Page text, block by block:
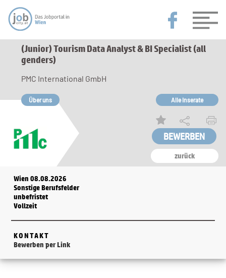
(Junior) Tourism Data Analyst & BI Specialist (all
genders)
zurück
PMC International GmbH
Über uns Alle Inserate
Wien 08.08.2026
Sonstige Berufsfelder
unbefristet
Vollzeit
KONTAKT
Bewerben per Link